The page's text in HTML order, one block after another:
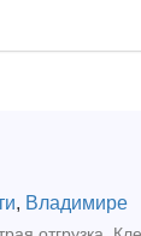
, Владимире